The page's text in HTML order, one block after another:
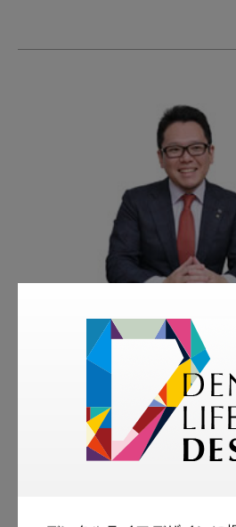
大橋高広
株式会社ＮＣコンサルティン
代表取締役社長